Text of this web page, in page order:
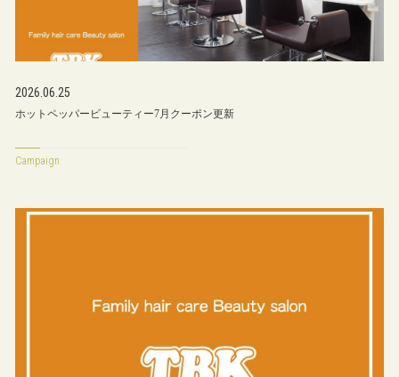
2026.06.25
ホットペッパービューティー7月クーポン更新
Campaign